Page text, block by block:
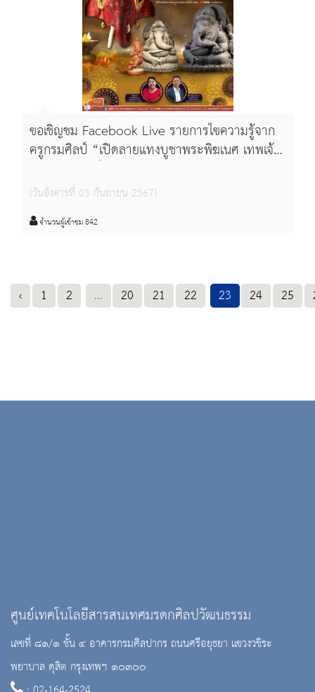
ขอเชิญชม Facebook Live รายการไขความรู้จาก
ครูกรมศิลป์ “เปิดลายแทงบูชาพระพิฆเนศ เทพเจ้า
(วันอังคารที่ 03 กันยายน 2567)
จำนวนผู้เข้าชม 842
‹ 1 2 ... 20 21 22 23 24 25
ศูนย์เทคโนโลยีสารสนเทศมรดกศิลปวัฒนธรรม
เลขที่ ๘๑/๑ ชั้น ๔ อาคารกรมศิลปากร ถนนศรีอยุธยา แขวงวชิระ
พยาบาล ดุสิต กรุงเทพฯ ๑๐๓๐๐